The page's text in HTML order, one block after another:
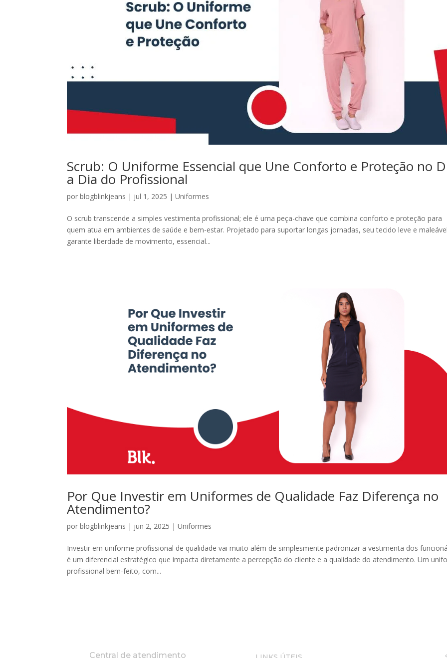
Scrub: O Uniforme Essencial que Une Conforto e Proteção no
a Dia do Profissional
porblogblinkjeans | jul 1, 2025 |Uniformes
O scrub transcende a simples vestimenta profissional; ele é uma peça-chave que combina conforto e proteção para
quem atua em ambientes de saúde e bem-estar. Projetado para suportar longas jornadas, seu tecido leve e
garante liberdade de movimento, essencial...
Por Que Investir em Uniformes de Qualidade Faz Diferença no
Atendimento?
porblogblinkjeans | jun 2, 2025 |Uniformes
Investir em uniforme profissional de qualidade vai muito além de simplesmente padronizar a vestimenta dos
é um diferencial estratégico que impacta diretamente a percepção do cliente e a qualidade do atendimento. Um
profissional bem-feito, com...
Central de atendimento